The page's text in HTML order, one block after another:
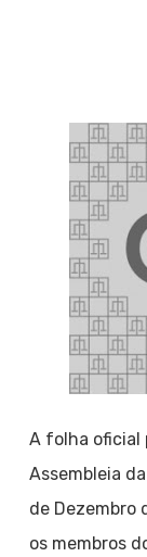
A folha oficial
Assembleia
de Dezembro
os membros